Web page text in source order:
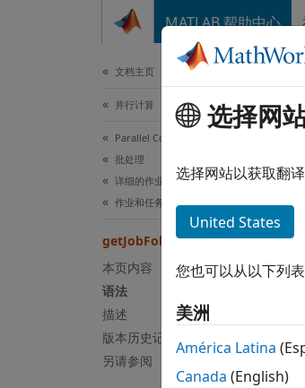
MATLAB 帮助中心
文档主页
并行计算
Parallel Computing Toolbox
批处理
详细的作业和任务控制
作业和任务的创建
getJobFolder
本页内容
语法
描述
版本历史记录
另请参阅
选择网
选择网站以获取翻
United States
您也可以从以下列
美洲
América Latina
Canada (English)